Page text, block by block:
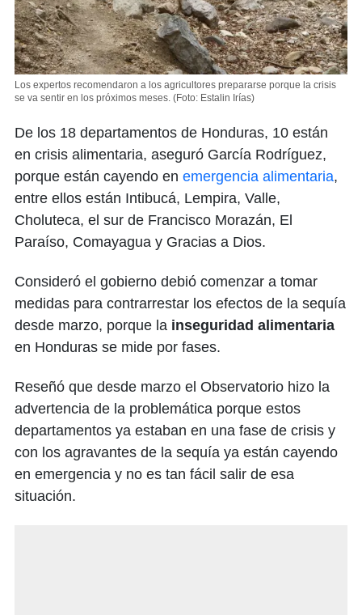
Los expertos recomendaron a los agricultores prepararse porque la crisis
se va sentir en los próximos meses. (Foto: Estalin Irías)
De los 18 departamentos de Honduras, 10 están
en crisis alimentaria, aseguró García Rodríguez,
porque están cayendo en emergencia alimentaria,
entre ellos están Intibucá, Lempira, Valle,
Choluteca, el sur de Francisco Morazán, El
Paraíso, Comayagua y Gracias a Dios.
Consideró el gobierno debió comenzar a tomar
medidas para contrarrestar los efectos de la sequía
desde marzo, porque la inseguridad alimentaria
en Honduras se mide por fases.
Reseñó que desde marzo el Observatorio hizo la
advertencia de la problemática porque estos
departamentos ya estaban en una fase de crisis y
con los agravantes de la sequía ya están cayendo
en emergencia y no es tan fácil salir de esa
situación.